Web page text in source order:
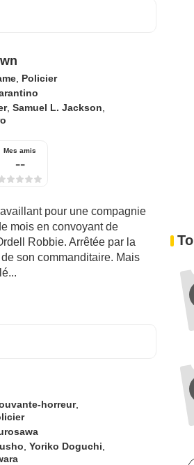
, Policier
, Samuel L. Jackson
Mes amis
--
pour une compagnie
mois en convoyant de
Robbie. Arrêtée par la
son commanditaire. Mais
horreur,
Yoriko Doguchi